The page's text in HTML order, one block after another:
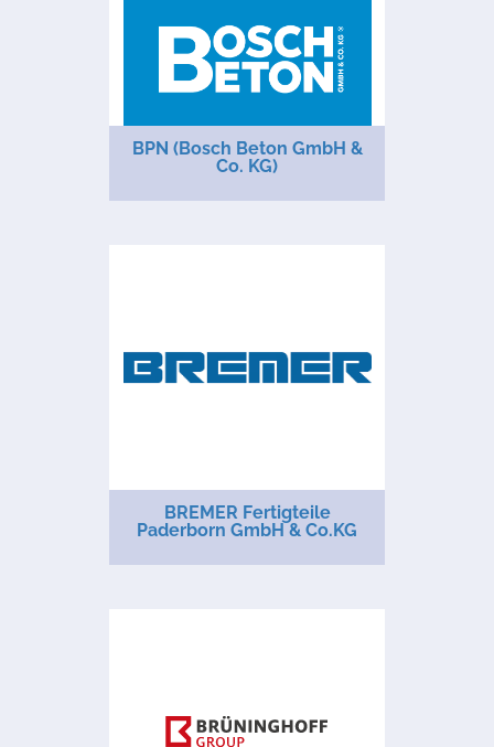
BPN (Bosch Beton GmbH &
Co. KG)
BREMER Fertigteile
Paderborn GmbH & Co.KG